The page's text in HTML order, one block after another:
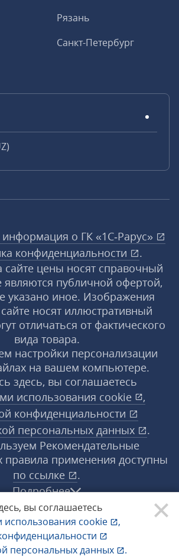
вы соглашаетесь
использования cookie
,
персональных данных .
Рязань
Санкт-Петербург
о ГК «1С‑Рарус»
конфиденциальности
.
сайте цены носят справочный
являются публичной офертой,
указано иное. Изображения
носят иллюстративный
отличаться от фактического
вида товара.
настройки персонализации
на вашем компьютере.
здесь, вы соглашаетесь
использования cookie
,
конфиденциальности
персональных данных
.
Рекомендательные
правила применения доступны
по ссылке
.
Подробнее
«1С‑Рарус» ®. Все права
защищены.